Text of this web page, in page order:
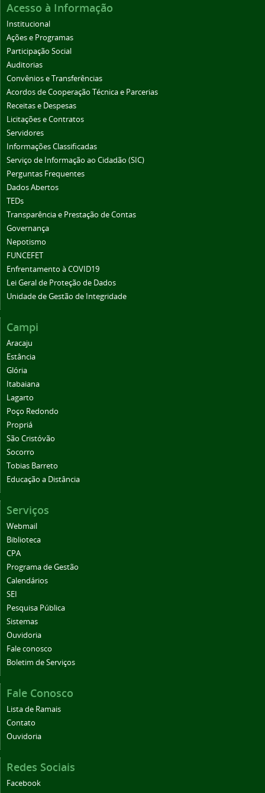
Acesso à Informação
Institucional
Ações e Programas
Participação Social
Auditorias
Convênios e Transferências
Acordos de Cooperação Técnica e Parcerias
Receitas e Despesas
Licitações e Contratos
Servidores
Informações Classificadas
Serviço de Informação ao Cidadão (SIC)
Perguntas Frequentes
Dados Abertos
TEDs
Transparência e Prestação de Contas
Governança
Nepotismo
FUNCEFET
Enfrentamento à COVID19
Lei Geral de Proteção de Dados
Unidade de Gestão de Integridade
Campi
Aracaju
Estância
Glória
Itabaiana
Lagarto
Poço Redondo
Propriá
São Cristóvão
Socorro
Tobias Barreto
Educação a Distância
Serviços
Webmail
Biblioteca
CPA
Programa de Gestão
Calendários
SEI
Pesquisa Pública
Sistemas
Ouvidoria
Fale conosco
Boletim de Serviços
Fale Conosco
Lista de Ramais
Contato
Ouvidoria
Redes Sociais
Facebook